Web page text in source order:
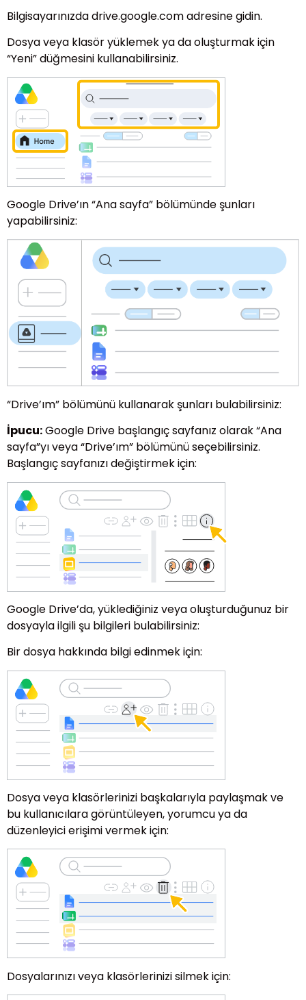
Bilgisayarınızda drive.google.com adresine gidin.
Dosya veya klasör yüklemek ya da oluşturmak için
“Yeni” düğmesini kullanabilirsiniz.
Google Drive’ın “Ana sayfa” bölümünde şunları
yapabilirsiniz:
“Drive’ım” bölümünü kullanarak şunları bulabilirsiniz:
İpucu:Google Drive başlangıç sayfanız olarak “Ana
sayfa”yı veya “Drive’ım” bölümünü seçebilirsiniz.
Başlangıç sayfanızı değiştirmek için:
Google Drive’da, yüklediğiniz veya oluşturduğunuz bir
dosyayla ilgili şu bilgileri bulabilirsiniz:
Bir dosya hakkında bilgi edinmek için:
Dosya veya klasörlerinizi başkalarıyla paylaşmak ve
bu kullanıcılara görüntüleyen, yorumcu ya da
düzenleyici erişimi vermek için:
Dosyalarınızı veya klasörlerinizi silmek için: